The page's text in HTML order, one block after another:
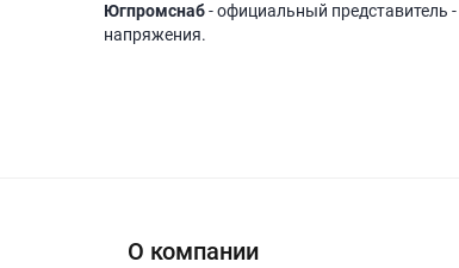
Югпромснаб- официальный представитель
напряжения.
О компании